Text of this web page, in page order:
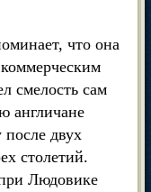
что она
смелость сам
англичане
двух
столетий.
Людовике